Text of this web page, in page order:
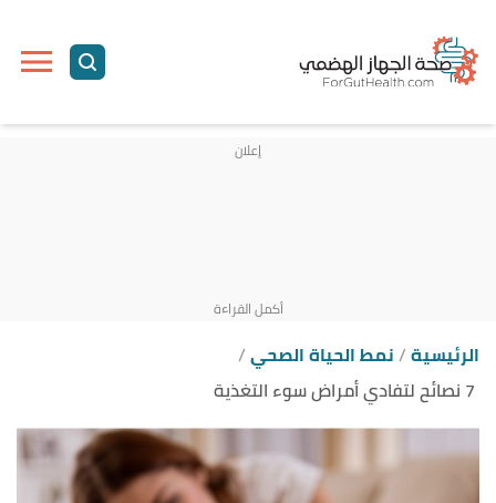
الرئيسية نمط الحياة الصحي
7 نصائح لتفادي أمراض سوء التغذية